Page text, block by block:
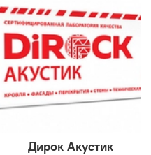
Дирок Акустик